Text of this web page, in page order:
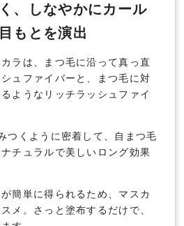
、しなやかにカール
もとを演出
ラは、まつ毛に沿って真っ直
ュファイバーと、まつ毛に対
ようなリッチラッシュファイ
つくように密着して、自まつ毛
チュラルで美しいロング効果
簡単に得られるため、マスカ
メ。さっと塗布するだけで、